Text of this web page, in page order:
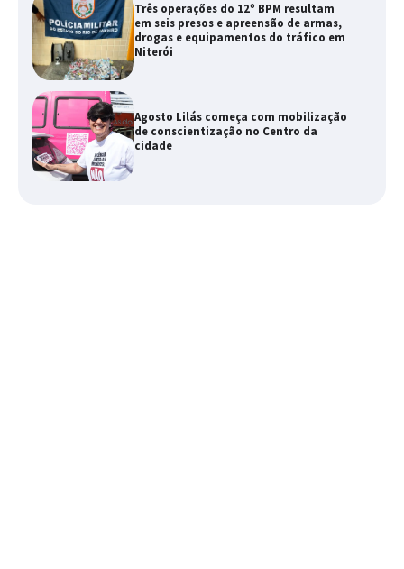
Três operações do 12º BPM resultam
em seis presos e apreensão de armas,
drogas e equipamentos do tráfico em
Niterói
Agosto Lilás começa com mobilização
de conscientização no Centro da
cidade